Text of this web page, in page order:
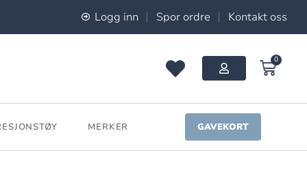
Logg inn Spor ordre Kontakt oss
0
MERKER GAVEKORT